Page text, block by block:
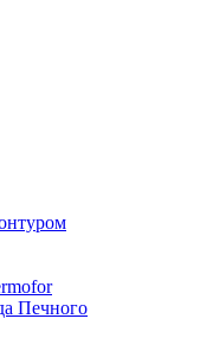
Печного